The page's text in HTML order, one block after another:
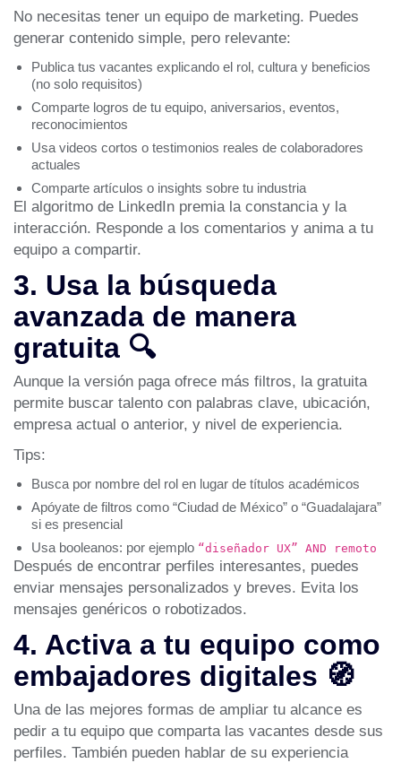
No necesitas tener un equipo de marketing. Puedes
generar contenido simple, pero relevante:
Publica tus vacantes explicando el rol, cultura y beneficios
(no solo requisitos)
Comparte logros de tu equipo, aniversarios, eventos,
reconocimientos
Usa videos cortos o testimonios reales de colaboradores
actuales
Comparte artículos o insights sobre tu industria
El algoritmo de LinkedIn premia la constancia y la
interacción. Responde a los comentarios y anima a tu
equipo a compartir.
3. Usa la búsqueda
avanzada de manera
gratuita 🔍
Aunque la versión paga ofrece más filtros, la gratuita
permite buscar talento con palabras clave, ubicación,
empresa actual o anterior, y nivel de experiencia.
Tips:
Busca por nombre del rol en lugar de títulos académicos
Apóyate de filtros como “Ciudad de México” o “Guadalajara”
si es presencial
Usa booleanos: por ejemplo “diseñador UX” AND remoto
Después de encontrar perfiles interesantes, puedes
enviar mensajes personalizados y breves. Evita los
mensajes genéricos o robotizados.
4. Activa a tu equipo como
embajadores digitales 🧭
Una de las mejores formas de ampliar tu alcance es
pedir a tu equipo que comparta las vacantes desde sus
perfiles. También pueden hablar de su experiencia